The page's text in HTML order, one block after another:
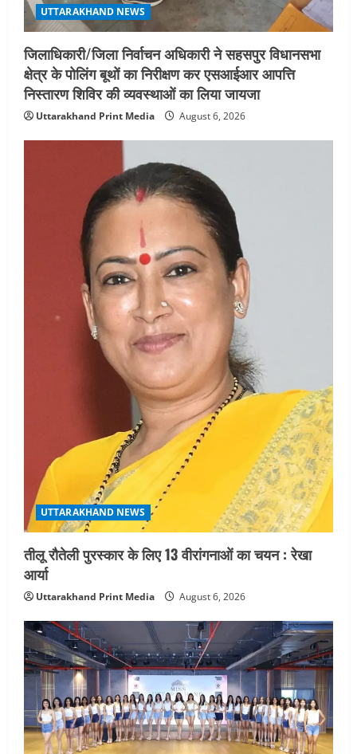
UTTARAKHAND NEWS
जिलाधिकारी/जिला निर्वाचन अधिकारी ने सहसपुर विधानसभा
क्षेत्र के पोलिंग बूथों का निरीक्षण कर एसआईआर आपत्ति
निस्तारण शिविर की व्यवस्थाओं का लिया जायजा
Uttarakhand Print Media August 6, 2026
UTTARAKHAND NEWS
तीलू रौतेली पुरस्कार के लिए 13 वीरांगनाओं का चयन : रेखा
आर्या
Uttarakhand Print Media August 6, 2026